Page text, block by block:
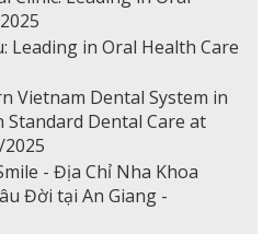
Leading in Oral Health Care
Vietnam Dental System in
Standard Dental Care at
- Địa Chỉ Nha Khoa
Đời tại An Giang -